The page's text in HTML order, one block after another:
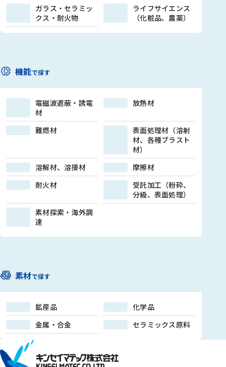
ガラス・セラミッ
クス・耐火物
ライフサイエンス
（化粧品、農薬）
機能で探す
電磁波遮蔽・誘電
材
放熱材
難燃材
表面処理材（溶射
材、各種ブラスト
材）
溶解材、溶接材
摩擦材
耐火材
受託加工（粉砕、
分級、表面処理）
素材探索・海外調
達
素材で探す
鉱産品
化学品
金属・合金
セラミックス原料